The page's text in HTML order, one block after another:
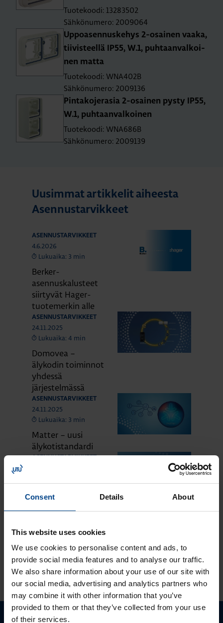
Consent Details About
This website uses cookies
We use cookies to personalise content and ads, to
provide social media features and to analyse our traffic.
We also share information about your use of our site with
our social media, advertising and analytics partners who
may combine it with other information that you’ve
provided to them or that they’ve collected from your use
of their services.
Tuotekoodi: 13283502
Sähkönumero: 2009064
Up­poa­sen­nus­ke­hys 2-osai­nen vaaka,
tii­vis­teel­lä IP55, W.1, puh­taan­val­koi­
nen matta
Tuotekoodi: WNA402B
Sähkönumero: 2009136
Pin­ta­ko­je­ra­sia 2-osai­nen pysty IP55,
W.1, puh­taan­val­koi­nen
Tuotekoodi: WNA686B
Sähkönumero: 2009139
Uusimmat artikkelit aiheesta
Asennustarvikkeet
ASENNUSTARVIKKEET
4.6.2026
Lukuaika: 3 min
Berker-
asennuskalusteet
siirtyvät Hager-
tuotemerkin alle
ASENNUSTARVIKKEET
24.11.2025
Lukuaika: 4 min
Domovea –
älykodin toiminnot
yhdessä
järjestelmässä
ASENNUSTARVIKKEET
24.11.2025
Lukuaika: 3 min
Matter – uusi
älykotistandardi
ASENNUSTARVIKKEET
Uuden sukupolven
V1:n
KATSO LISÄÄ ARTIKKELEITA